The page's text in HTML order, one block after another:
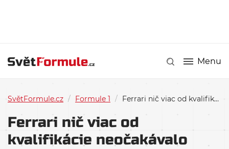
Menu
SvětFormule.cz / Formule 1 / Ferrari nič viac od kvalifikácie neočakávalo
Ferrari nič viac od
kvalifikácie neočakávalo